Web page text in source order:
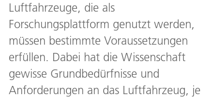
Luftfahrzeuge, die als
Forschungsplattform genutzt werden,
müssen bestimmte Voraussetzungen
erfüllen. Dabei hat die Wissenschaft
gewisse Grundbedürfnisse und
Anforderungen an das Luftfahrzeug, je